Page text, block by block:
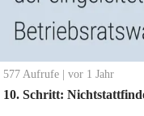
577 Aufrufe vor 1 Jahr
10. Schritt: